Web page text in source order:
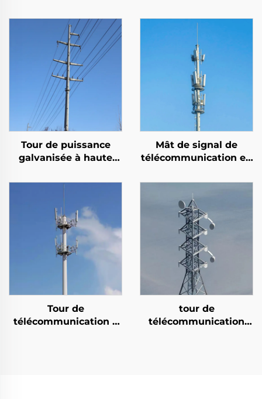
Tour de puissance
galvanisée à haute
KV à transmission
pôle unique
Mât de signal de
télécommunication en
communication mono-
pôle
Tour de
télécommunication à
tour de
télécommunication